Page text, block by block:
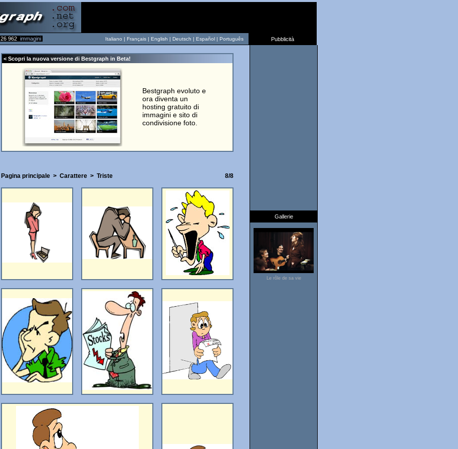
26 962 immagini Italiano | Français | English | Deutsch | Español | Português
Pubblicità
< Scopri la nuova versione di Bestgraph in Beta!
Bestgraph evoluto e
ora diventa un
hosting gratuito di
immagini e sito di
condivisione foto.
Pagina principale > Carattere > Triste 8/8
Gallerie
Le rôle de sa vie